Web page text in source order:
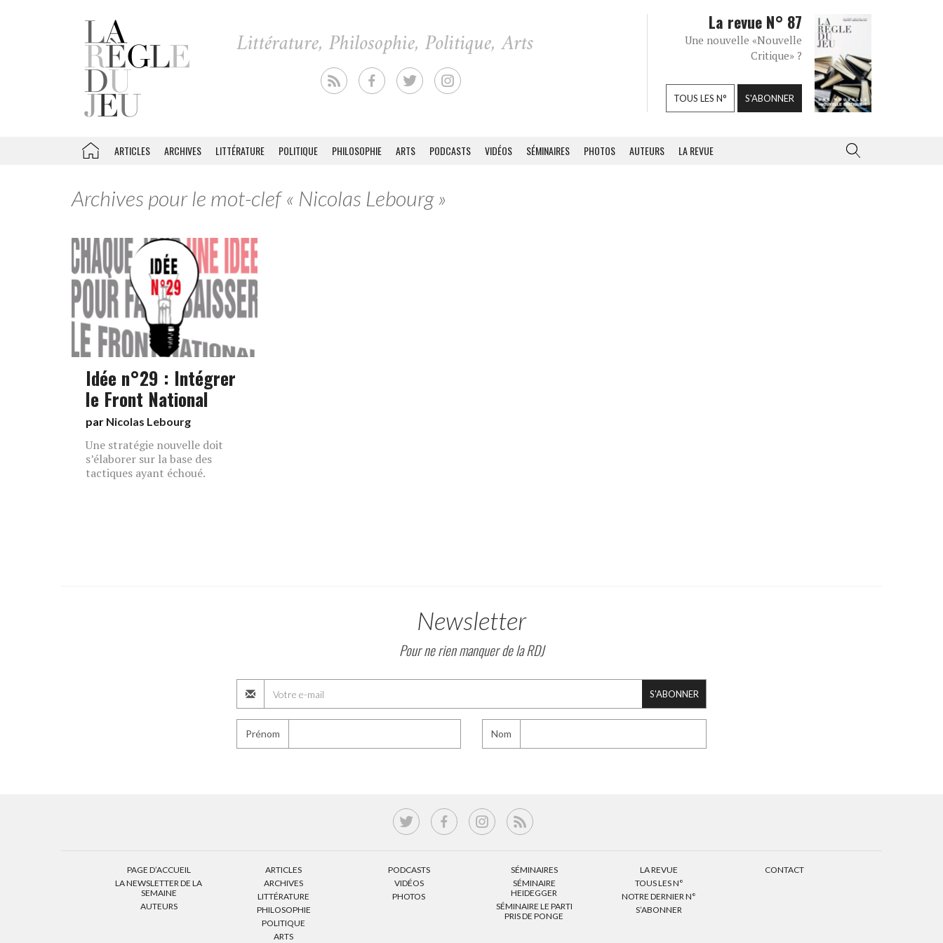
La revue N° 87
Une nouvelle «Nouvelle
Critique» ?
TOUS LES N° S'ABONNER
ARTICLES ARCHIVES LITTÉRATURE POLITIQUE PHILOSOPHIE ARTS PODCASTS VIDÉOS SÉMINAIRES PHOTOS AUTEURS LA REVUE
Archives pour le mot-clef « Nicolas Lebourg »
Idée n°29 : Intégrer
le Front National
par Nicolas Lebourg
Une stratégie nouvelle doit
s’élaborer sur la base des
tactiques ayant échoué.
Newsletter
Pour ne rien manquer de la RDJ
S'ABONNER
Prénom Nom
PAGE D’ACCUEIL
LA NEWSLETTER DE LA
SEMAINE
AUTEURS
ARTICLES
ARCHIVES
LITTÉRATURE
PHILOSOPHIE
POLITIQUE
ARTS
PODCASTS
VIDÉOS
PHOTOS
SÉMINAIRES
SÉMINAIRE
HEIDEGGER
SÉMINAIRE LE PARTI
PRIS DE PONGE
LA REVUE
TOUS LES N°
NOTRE DERNIER N°
S’ABONNER
CONTACT